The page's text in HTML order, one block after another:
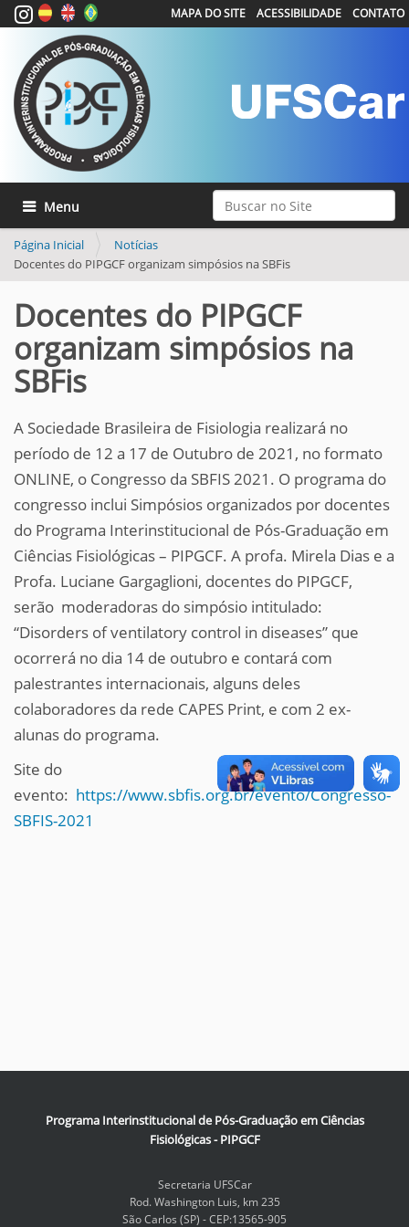
Busca Avançada…
MAPA DO SITE ACESSIBILIDADE CONTATO
Toggle navigation
Página Inicial
Notícias
Docentes do PIPGCF organizam simpósios na SBFis
Docentes do PIPGCF
organizam simpósios na
SBFis
A Sociedade Brasileira de Fisiologia realizará no
período de 12 a 17 de Outubro de 2021, no formato
ONLINE, o Congresso da SBFIS 2021. O programa do
congresso inclui Simpósios organizados por docentes
do Programa Interinstitucional de Pós-Graduação em
Ciências Fisiológicas – PIPGCF. A profa. Mirela Dias e a
Profa. Luciane Gargaglioni, docentes do PIPGCF,
serão moderadoras do simpósio intitulado:
“Disorders of ventilatory control in diseases” que
ocorrerá no dia 14 de outubro e contará com
palestrantes internacionais, alguns deles
colaboradores da rede CAPES Print, e com 2 ex-
alunas do programa.
Site do
evento: https://www.sbfis.org.br/evento/Congresso-
SBFIS-2021
Programa Interinstitucional de Pós-Graduação em Ciências
Fisiológicas - PIPGCF
Secretaria UFSCar
Rod. Washington Luis, km 235
São Carlos (SP) - CEP:13565-905